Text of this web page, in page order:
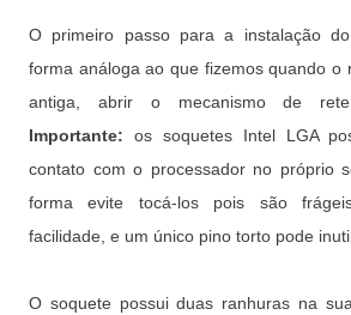
O primeiro passo para a instalação
forma análoga ao que fizemos quando o
antiga, abrir o mecanismo de
Importante: os soquetes Intel LGA
contato com o processador no próprio
forma evite tocá-los pois são
facilidade, e um único pino torto pode
O soquete possui duas ranhuras na